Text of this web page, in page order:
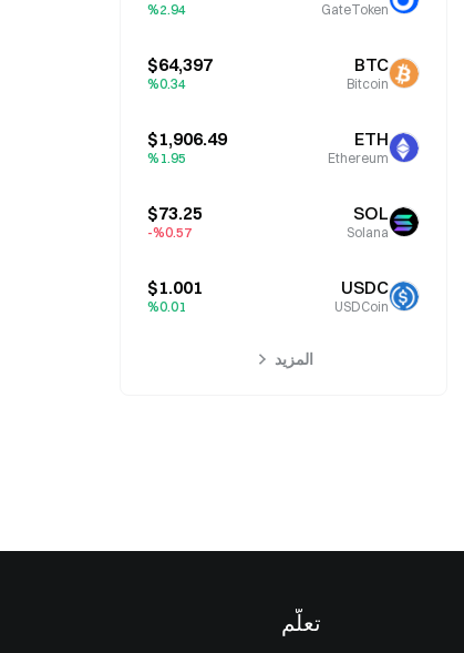
GateToken
%2.94
BTC
Bitcoin
$64,397
%0.34
ETH
Ethereum
$1,906.49
%1.95
SOL
Solana
$73.25
%0.57-
USDC
USDCoin
$1.001
%0.01
المزيد
تعلّم